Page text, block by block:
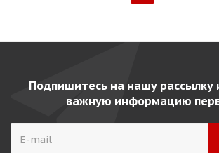
Подпишитесь на нашу рассылку
важную информацию